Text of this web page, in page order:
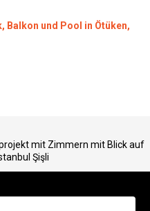
Balkon und Pool in Ötüken,
mit Zimmern mit Blick auf
Şişli